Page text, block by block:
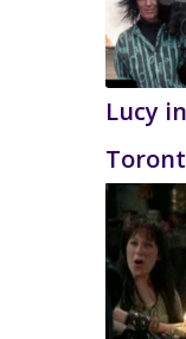
Lucy